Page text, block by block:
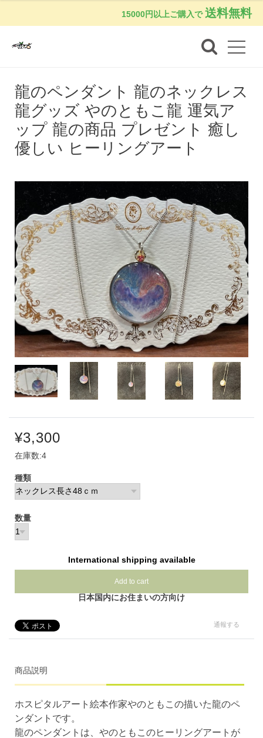
15000円以上ご購入で 送料無料
龍のペンダント 龍のネックレス
龍グッズ やのともこ龍 運気ア
ップ 龍の商品 プレゼント 癒し
優しい ヒーリングアート
¥3,300
在庫数:4
種類
数量
International shipping available
Add to cart
日本国内にお住まいの方向け
通報する
商品説明
ホスピタルアート絵本作家やのともこの描いた龍のペ
ンダントです。
龍のペンダントは、やのともこのヒーリングアートが